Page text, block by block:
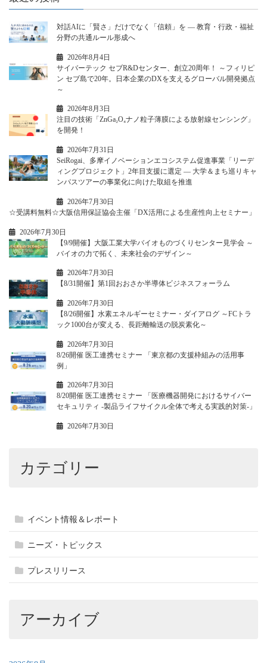
対話AIに「賢さ」だけでなく「信頼」を ― 教育・行政・福祉
分野の共通ルール形成へ
2026年8月4日
サイバーテック セブR&Dセンター、創立20周年！ ～フィリピ
ン セブ島で20年。日本企業のDXを支えるグローバル開発拠点
～
2026年8月3日
注目の技術「ZnGa₂O₄ナノ粒子薄膜による放射線センシング」
を開発！
2026年7月31日
SeiRogai、多摩イノベーションエコシステム促進事業「リーデ
ィングプロジェクト」2年目支援に選定 ― 大学＆まち巡りキャ
ンパスツアーの事業化に向けた取組を推進
2026年7月30日
☆受講料無料☆大阪信用保証協会主催「DX活用による生産性向上セミナー」
2026年7月30日
【9/9開催】大阪工業大学バイオものづくりセンター見学会 ～
バイオの力で拓く、未来社会のデザイン～
2026年7月30日
【8/31開催】第1回おおさか半導体ビジネスフォーラム
2026年7月30日
【8/26開催】水素エネルギーセミナー・ダイアログ ～FCトラ
ック1000台が変える、長距離輸送の脱炭素化～
2026年7月30日
8/26開催 医工連携セミナー 「東京都の支援枠組みの活用事
例」
2026年7月30日
8/20開催 医工連携セミナー 「医療機器開発におけるサイバー
セキュリティ -製品ライフサイクル全体で考える実践的対策-」
2026年7月30日
カテゴリー
イベント情報＆レポート
ニーズ・トピックス
プレスリリース
アーカイブ